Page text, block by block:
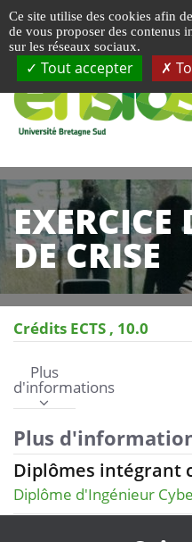
Accéder au site complet
EXERCICE
DE CRISE
Crédits ECTS 10.0
Plus
d'informations
Plus
Diplômes intégrant
Diplôme d'Ingénieur
Ce site utilise des cookies afin
de vous proposer des contenus
sur les réseaux sociaux.
Tout accepter